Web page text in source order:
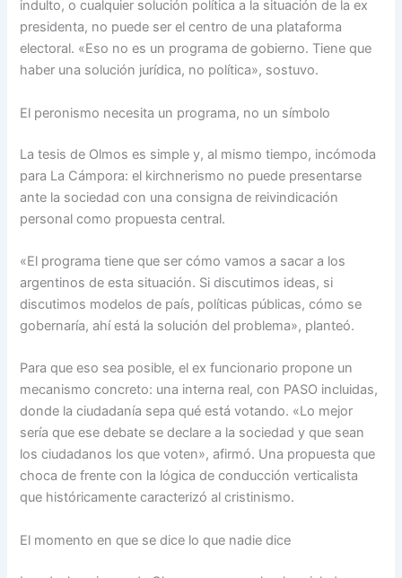
indulto, o cualquier solución política a la situación de la ex
presidenta, no puede ser el centro de una plataforma
electoral. «Eso no es un programa de gobierno. Tiene que
haber una solución jurídica, no política», sostuvo.
El peronismo necesita un programa, no un símbolo
La tesis de Olmos es simple y, al mismo tiempo, incómoda
para La Cámpora: el kirchnerismo no puede presentarse
ante la sociedad con una consigna de reivindicación
personal como propuesta central.
«El programa tiene que ser cómo vamos a sacar a los
argentinos de esta situación. Si discutimos ideas, si
discutimos modelos de país, políticas públicas, cómo se
gobernaría, ahí está la solución del problema», planteó.
Para que eso sea posible, el ex funcionario propone un
mecanismo concreto: una interna real, con PASO incluidas,
donde la ciudadanía sepa qué está votando. «Lo mejor
sería que ese debate se declare a la sociedad y que sean
los ciudadanos los que voten», afirmó. Una propuesta que
choca de frente con la lógica de conducción verticalista
que históricamente caracterizó al cristinismo.
El momento en que se dice lo que nadie dice